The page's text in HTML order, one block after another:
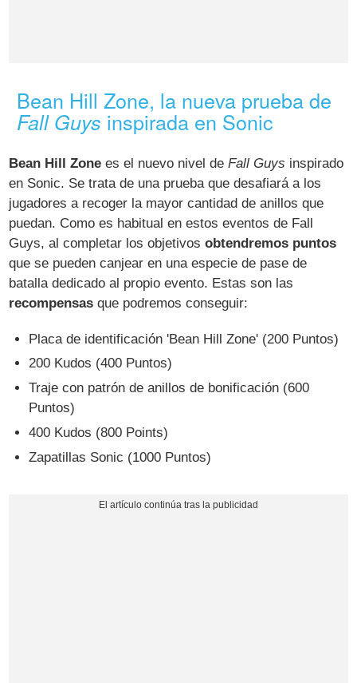
Bean Hill Zone, la nueva prueba de
Fall Guys inspirada en Sonic
Bean Hill Zone es el nuevo nivel deFall Guys inspirado
en Sonic. Se trata de una prueba que desafiará a los
jugadores a recoger la mayor cantidad de anillos que
puedan. Como es habitual en estos eventos de Fall
Guys, al completar los objetivos obtendremos puntos
que se pueden canjear en una especie de pase de
batalla dedicado al propio evento. Estas son las
recompensas que podremos conseguir:
Placa de identificación 'Bean Hill Zone' (200 Puntos)
200 Kudos (400 Puntos)
Traje con patrón de anillos de bonificación (600
Puntos)
400 Kudos (800 Points)
Zapatillas Sonic (1000 Puntos)